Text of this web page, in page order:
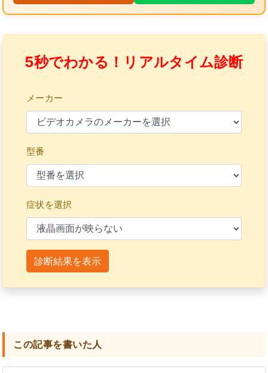
5秒でわかる！リアルタイム診断
メーカー
型番
症状を選択
診断結果を表示
この記事を書いた人